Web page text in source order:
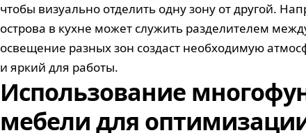
чтобы визуально отделить одну зону от другой.
острова в кухне может служить разделителем
освещение разных зон создаст необходимую
и яркий для работы.
Использование
мебели для